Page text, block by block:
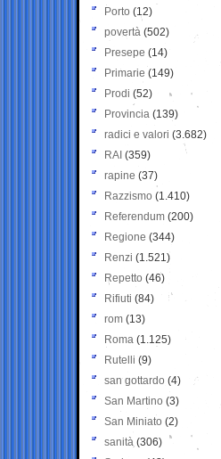
Porto (12)
povertà (502)
Presepe (14)
Primarie (149)
Prodi (52)
Provincia (139)
radici e valori (3.682)
RAI (359)
rapine (37)
Razzismo (1.410)
Referendum (200)
Regione (344)
Renzi (1.521)
Repetto (46)
Rifiuti (84)
rom (13)
Roma (1.125)
Rutelli (9)
san gottardo (4)
San Martino (3)
San Miniato (2)
sanità (306)